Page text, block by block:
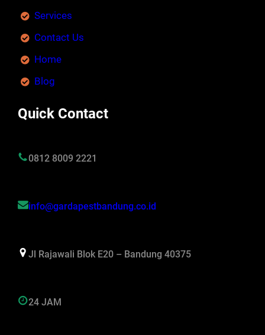
Services
Contact Us
Home
Blog
Quick Contact
0812 8009 2221
info@gardapestbandung.co.id
Jl Rajawali Blok E20 – Bandung 40375
24 JAM